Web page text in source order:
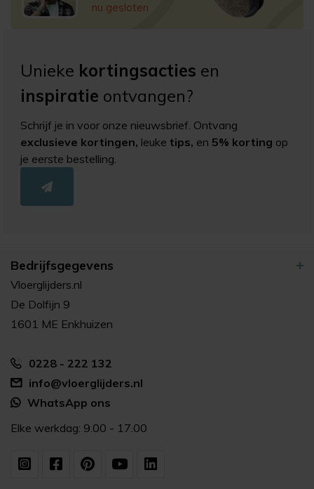
nu gesloten
Unieke kortingsacties en
inspiratie ontvangen?
Schrijf je in voor onze nieuwsbrief. Ontvang
exclusieve kortingen, leuketips, en 5% korting op
je eerste bestelling.
Bedrijfsgegevens
Vloerglijders.nl
De Dolfijn 9
1601 ME Enkhuizen
0228 - 222 132
info@vloerglijders.nl
WhatsApp ons
Elke werkdag: 9.00 - 17.00